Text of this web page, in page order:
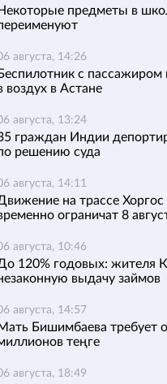
Некоторые предметы в
августа, 14:26
Беспилотник с пассажиром
воздух в Астане
августа, 13:24
граждан Индии
решению суда
августа, 14:11
на трассе
ограничат 8
августа, 10:46
120% годовых: жителя
выдачу займов
августа, 14:57
Бишимбаева требует
теңге
августа, 18:49